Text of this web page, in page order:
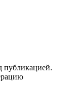
публикацией.